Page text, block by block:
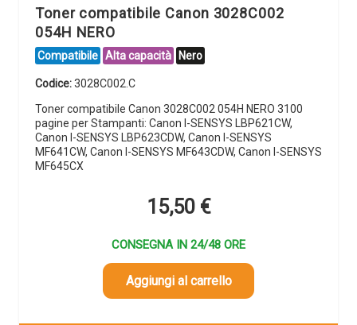
Toner compatibile Canon 3028C002
054H NERO
Compatibile Alta capacità Nero
Codice:3028C002.C
Toner compatibile Canon 3028C002 054H NERO 3100
pagine per Stampanti: Canon I-SENSYS LBP621CW,
Canon I-SENSYS LBP623CDW, Canon I-SENSYS
MF641CW, Canon I-SENSYS MF643CDW, Canon I-SENSYS
MF645CX
15,50 €
CONSEGNA IN 24/48 ORE
Aggiungi al carrello